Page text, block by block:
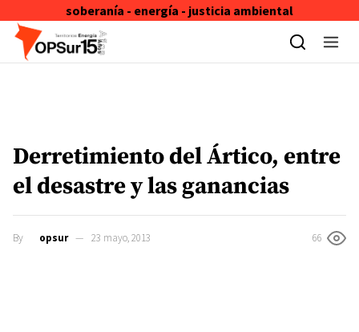
soberanía - energía - justicia ambiental
Skip to content
Derretimiento del Ártico, entre
el desastre y las ganancias
By opsur 23 mayo, 2013 66